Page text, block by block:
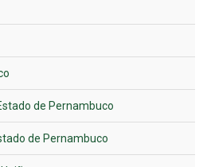
de Pernambuco
de Pernambuco